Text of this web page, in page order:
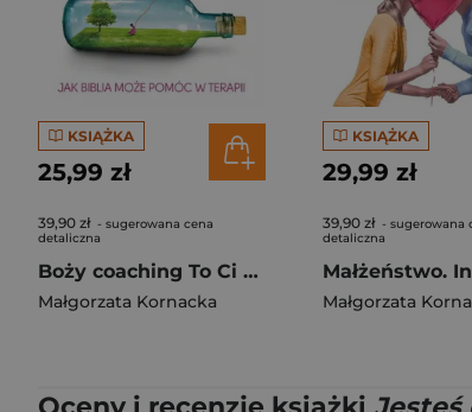
KSIĄŻKA
25,99 zł
39,90 zł - sugerowana cena
detaliczna
Boży coaching To Ci się opłaca. Jak Biblia może pomóc w terapii
Małgorzata Kornacka
KSIĄŻKA
29,99 zł
39,90 zł - sugerowana
detaliczna
Małgorzata